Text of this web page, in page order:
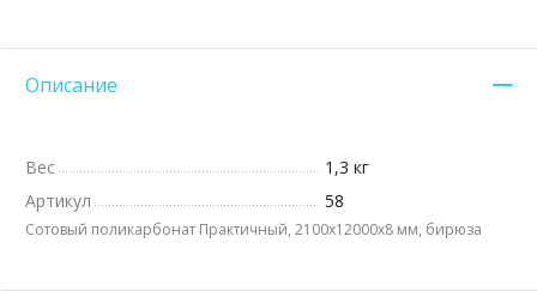
Описание
Вес
1,3 кг
Артикул
58
Сотовый поликарбонат Практичный, 2100х12000x8 мм, бирюза